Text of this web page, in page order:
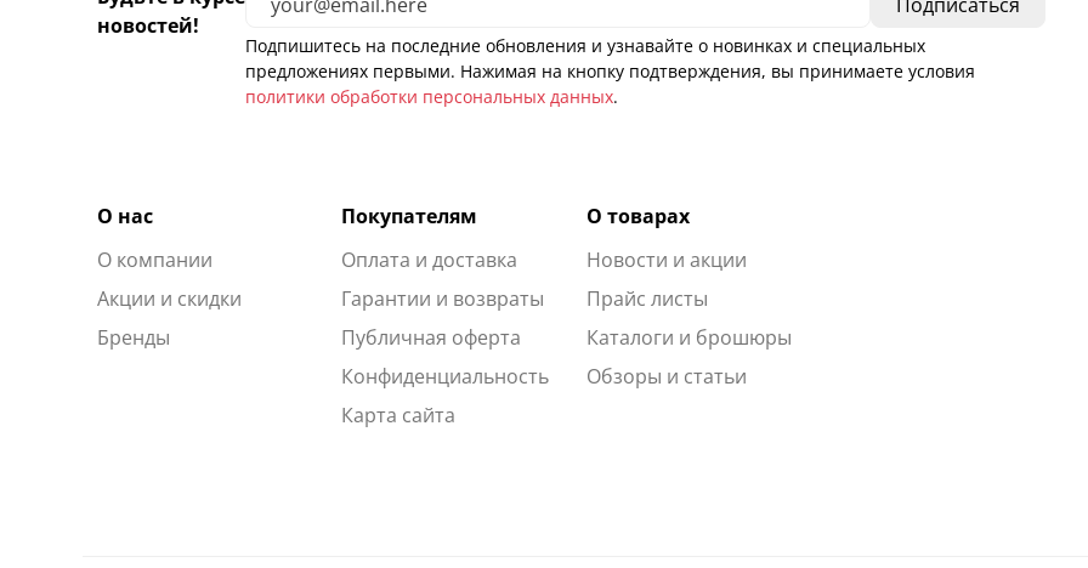
новостей!
Подпишитесь на последние обновления и узнавайте о новинках и специальных
предложениях первыми. Нажимая на кнопку подтверждения, вы принимаете условия
политики обработки персональных данных.
О нас
О компании
Акции и скидки
Бренды
Покупателям
Оплата и доставка
Гарантии и возвраты
Публичная оферта
Конфиденциальность
Карта сайта
О товарах
Новости и акции
Прайс листы
Каталоги и брошюры
Обзоры и статьи